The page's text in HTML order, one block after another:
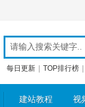
每日更新 TOP排行榜
建站教程 视